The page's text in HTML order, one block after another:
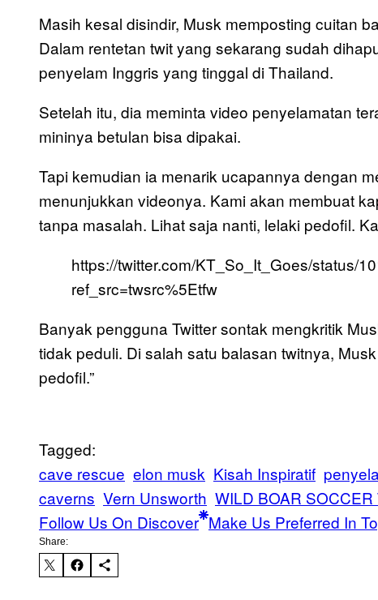
Masih kesal disindir, Musk memposting cuitan
Dalam rentetan twit yang sekarang sudah
penyelam Inggris yang tinggal di Thailand.
Setelah itu, dia meminta video penyelamatan
mininya betulan bisa dipakai.
Tapi kemudian ia menarik ucapannya dengan
menunjukkan videonya. Kami akan membuat
tanpa masalah. Lihat saja nanti, lelaki pedofil.
https://twitter.com/KT_So_It_Goes/status/
ref_src=twsrc%5Etfw
Banyak pengguna Twitter sontak mengkritik
tidak peduli. Di salah satu balasan twitnya,
pedofil.”
Tagged:
cave rescue elon musk Kisah Inspiratif
caverns Vern Unsworth WILD BOAR SOCCER
Follow Us On Discover Make Us Preferred In
Share: